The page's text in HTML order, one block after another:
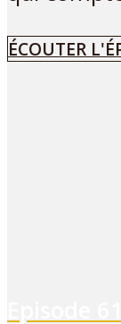
ÉCOUTER